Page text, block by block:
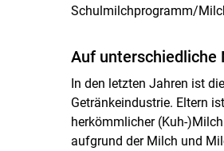
Schulmilchprogramm/
Auf unterschiedliche
In den letzten Jahren ist
Getränkeindustrie. Eltern
herkömmlicher (Kuh-
aufgrund der Milch und